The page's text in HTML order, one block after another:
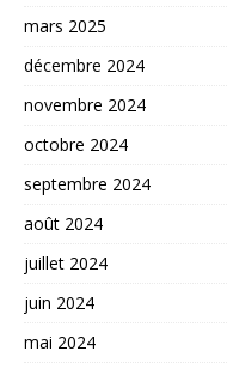
mars 2025
décembre 2024
novembre 2024
octobre 2024
septembre 2024
août 2024
juillet 2024
juin 2024
mai 2024